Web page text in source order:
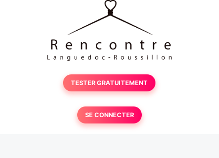
TESTER GRATUITEMENT
SE CONNECTER